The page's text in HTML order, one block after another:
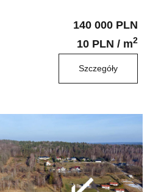
140 000 PLN
10 PLN / m2
Szczegóły